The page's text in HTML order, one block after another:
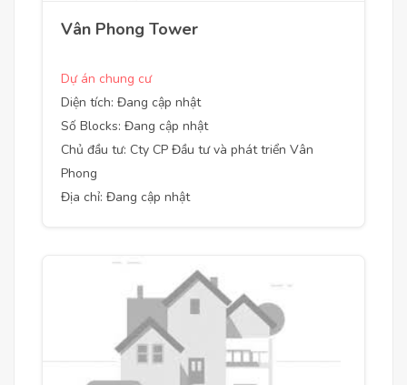
Vân Phong Tower
Dự án chung cư
Diện tích: Đang cập nhật
Số Blocks: Đang cập nhật
Chủ đầu tư: Cty CP Đầu tư và phát triển Vân
Phong
Địa chỉ: Đang cập nhật